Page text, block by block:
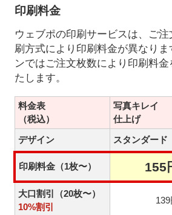
印刷料金
ウェブポの印刷サービスは、ご
刷方式により印刷料金が異なりま
ンではご注文枚数により印刷料
たします。
料金表
（税込）
写真キレイ
仕上げ
デザイン
スタンダード
印刷料金（1枚〜） 155
大口割引（20枚〜）
10%割引
139